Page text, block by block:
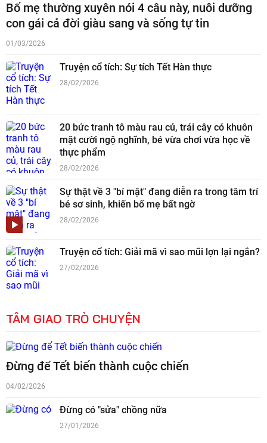
Bố mẹ thường xuyên nói 4 câu này, nuôi dưỡng
con gái cả đời giàu sang và sống tự tin
01/03/2026
Truyện cổ tích: Sự tích Tết Hàn thực
28/02/2026
20 bức tranh tô màu rau củ, trái cây có khuôn
mặt cười ngộ nghĩnh, bé vừa chơi vừa học về
thực phẩm
28/02/2026
Sự thật về 3 "bí mật" đang diễn ra trong tâm trí
bé sơ sinh, khiến bố mẹ bất ngờ
28/02/2026
Truyện cổ tích: Giải mã vì sao mũi lợn lại ngắn?
27/02/2026
TÂM GIAO TRÒ CHUYỆN
Đừng để Tết biến thành cuộc chiến
04/02/2026
Đừng có "sửa" chồng nữa
27/01/2026